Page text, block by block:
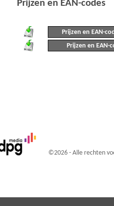
Prijzen en EAN-codes
Prijzen en EAN-
Prijzen en EAN-
©2026 - Alle rechten